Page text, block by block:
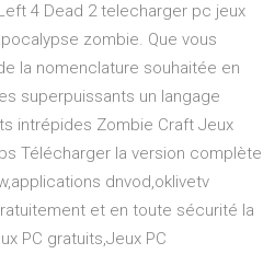
4 Dead 2 telecharger pc jeux
zombie. Que vous
la nomenclature souhaitée en
superpuissants un langage
intrépides Zombie Craft Jeux
Télécharger la version complète
dnvod,oklivetv
et en toute sécurité la
PC gratuits,Jeux PC